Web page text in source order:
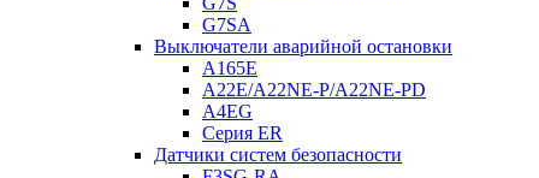
G7SA
Выключатели аварийной остановки
A165E
A22E/A22NE-P/A22NE-PD
A4EG
Серия ER
Датчики систем безопасности